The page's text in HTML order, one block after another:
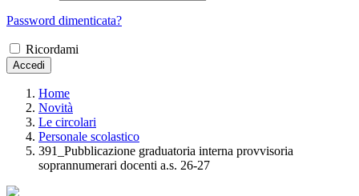
Password dimenticata?
Ricordami
Accedi
Home
Novità
Le circolari
Personale scolastico
391_Pubblicazione graduatoria interna provvisoria
soprannumerari docenti a.s. 26-27